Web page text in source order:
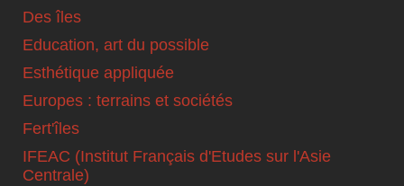
Des îles
Education, art du possible
Esthétique appliquée
Europes : terrains et sociétés
Fert'îles
IFEAC (Institut Français d'Etudes sur l'Asie
Centrale)